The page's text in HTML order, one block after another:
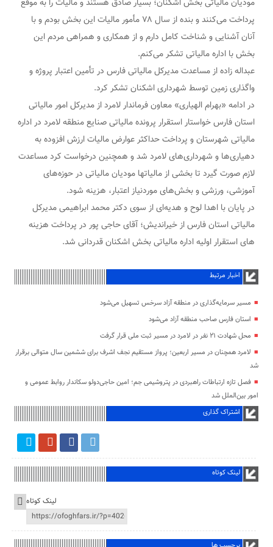
مودیان مالیاتی بخش اشکنان؛ بسیار صادق هستند و مالیات را به موقع
پرداخت می‌کنند و بنده از سال ۷۸ مأمور مالیات این بخش بودم و با
آنان آشنایی و شناخت کامل دارم و از همکاری و همراهی مردم این
بخش با اداره مالیاتی تشکر می‌کنم.
عبداله زاده از مساعدت مدیرکل مالیاتی فارس در تأمین اعتبار پروژه و
واگذاری زمین توسط شهرداری اشکنان تشکر کرد.
در ادامه «بهرام الهیاری» معاون فرماندار لامرد از مدیرکل امور مالیاتی
استان فارس خواستار استقرار پرونده مالیاتی صنایع منطقه لامرد در اداره
مالیاتی شهرستان و پرداخت حداکثر عوارض مالیات ارزش افزوده به
دهیاری‌ها و شهرداری‌های لامرد شد و همچنین درخواست کرد مساعدت
لازم صورت گیرد تا بخشی از مالیاتها مودیان مالیاتی در حوزه‌های
آموزشی، ورزشی و بخش‌های موردنیاز اعتبار، هزینه شود.
در پایان با اهدا لوح و هدیه‌ای از سوی دکتر محمد ابراهیمی مدیرکل
مالیاتی استان فارس از خیراندیش؛ آقای حاجی پور در پرداخت هزینه
های استقرار اولیه اداره مالیاتی بخش اشکنان قدردانی شد.
اخبار مرتبط
مسیر سرمایه‌گذاری در منطقه آزاد سرخس تسهیل می‌شود
استان فارس صاحب منطقه آزاد می‌شود
محل شهادت ۲۱ نفر در لامرد در مسیر ثبت ملی قرار گرفت
لامرد همچنان در مسیر اربعین؛ پرواز مستقیم نجف اشرف برای ششمین سال متوالی برقرار
شد
فصل تازه ارتباطات راهبردی در پتروشیمی جم؛ امین حاجی‌دولو سکاندار روابط عمومی و
امور بین‌الملل شد
اشتراک گذاری
لینک کوتاه
لینک کوتاه